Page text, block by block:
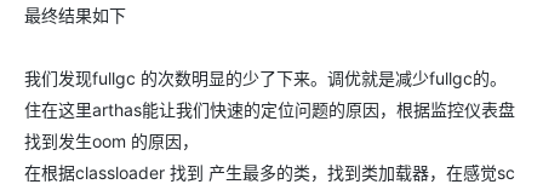
最终结果如下
我们发现fullgc 的次数明显的少了下来。调优就是减少fullgc的。
住在这里arthas能让我们快速的定位问题的原因，根据监控仪表盘
找到发生oom 的原因，
在根据classloader 找到 产生最多的类，找到类加载器，在感觉sc